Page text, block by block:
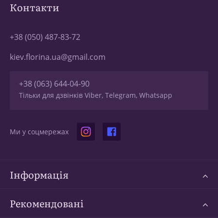
Контакти
+38 (050) 487-83-72
kiev.florina.ua@gmail.com
+38 (063) 644-04-90
Тільки для дзвінків Viber, Telegram, Whatsapp
Ми у соцмережах
Інформація
Рекомендовані